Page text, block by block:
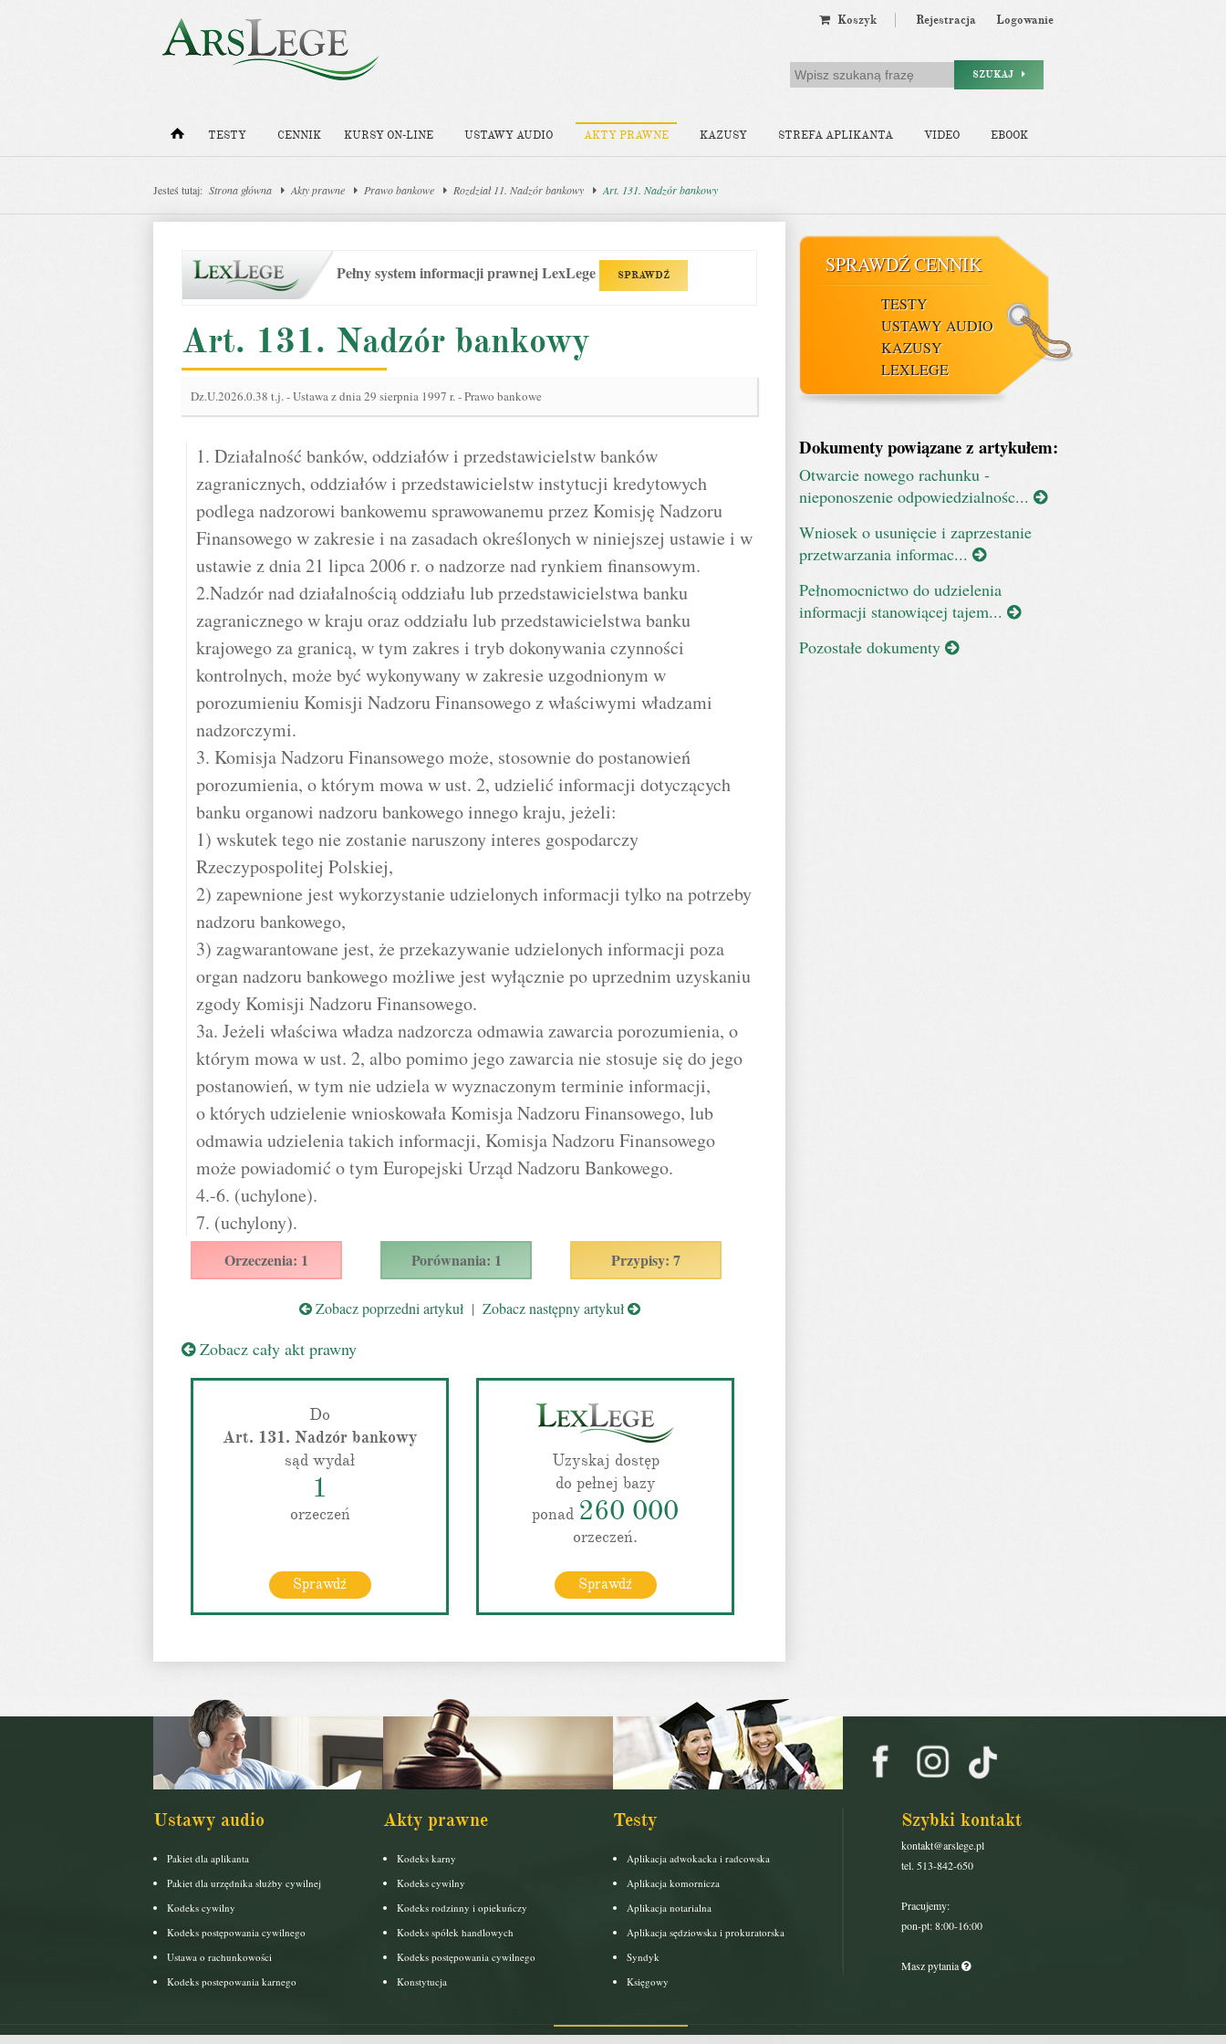
Koszyk Rejestracja Logowanie
SZUKAJ
TESTY CENNIK KURSY ON-LINE USTAWY AUDIO AKTY PRAWNE KAZUSY STREFA APLIKANTA VIDEO EBOOK
Jesteś tutaj: Strona główna Akty prawne Prawo bankowe Rozdział 11. Nadzór bankowy Art. 131. Nadzór bankowy
Pełny system informacji prawnej LexLege SPRAWDŹ
Art. 131. Nadzór bankowy
Dz.U.2026.0.38 t.j.-Ustawa z dnia 29 sierpnia 1997 r. - Prawo bankowe
1. Działalność banków, oddziałów i przedstawicielstw banków
zagranicznych, oddziałów i przedstawicielstw instytucji kredytowych
podlega nadzorowi bankowemu sprawowanemu przez Komisję Nadzoru
Finansowego w zakresie i na zasadach określonych w niniejszej ustawie i w
ustawie z dnia 21 lipca 2006 r. o nadzorze nad rynkiem finansowym.
2.Nadzór nad działalnością oddziału lub przedstawicielstwa banku
zagranicznego w kraju oraz oddziału lub przedstawicielstwa banku
krajowego za granicą, w tym zakres i tryb dokonywania czynności
kontrolnych, może być wykonywany w zakresie uzgodnionym w
porozumieniu Komisji Nadzoru Finansowego z właściwymi władzami
nadzorczymi.
3. Komisja Nadzoru Finansowego może, stosownie do postanowień
porozumienia, o którym mowa w ust. 2, udzielić informacji dotyczących
banku organowi nadzoru bankowego innego kraju, jeżeli:
1) wskutek tego nie zostanie naruszony interes gospodarczy
Rzeczypospolitej Polskiej,
2) zapewnione jest wykorzystanie udzielonych informacji tylko na potrzeby
nadzoru bankowego,
3) zagwarantowane jest, że przekazywanie udzielonych informacji poza
organ nadzoru bankowego możliwe jest wyłącznie po uprzednim uzyskaniu
zgody Komisji Nadzoru Finansowego.
3a. Jeżeli właściwa władza nadzorcza odmawia zawarcia porozumienia, o
którym mowa w ust. 2, albo pomimo jego zawarcia nie stosuje się do jego
postanowień, w tym nie udziela w wyznaczonym terminie informacji,
o których udzielenie wnioskowała Komisja Nadzoru Finansowego, lub
odmawia udzielenia takich informacji, Komisja Nadzoru Finansowego
może powiadomić o tym Europejski Urząd Nadzoru Bankowego.
4.-6. (uchylone).
7. (uchylony).
Orzeczenia: 1 Porównania: 1 Przypisy: 7
Zobacz poprzedni artykuł| Zobacz następny artykuł
Zobacz cały akt prawny
Do
Art. 131. Nadzór bankowy
sąd wydał
1
orzeczeń
Sprawdź
Uzyskaj dostęp
do pełnej bazy
ponad 260 000
orzeczeń.
Sprawdź
SPRAWDŹ CENNIK
TESTY
USTAWY AUDIO
KAZUSY
LEXLEGE
Dokumenty powiązane z artykułem:
Otwarcie nowego rachunku -
nieponoszenie odpowiedzialnośc...
Wniosek o usunięcie i zaprzestanie
przetwarzania informac...
Pełnomocnictwo do udzielenia
informacji stanowiącej tajem...
Pozostałe dokumenty
Ustawy audio
Pakiet dla aplikanta
Pakiet dla urzędnika służby cywilnej
Kodeks cywilny
Kodeks postępowania cywilnego
Ustawa o rachunkowości
Kodeks postepowania karnego
Akty prawne
Kodeks karny
Kodeks cywilny
Kodeks rodzinny i opiekuńczy
Kodeks spółek handlowych
Kodeks postępowania cywilnego
Konstytucja
Testy
Aplikacja adwokacka i radcowska
Aplikacja komornicza
Aplikacja notarialna
Aplikacja sędziowska i prokuratorska
Syndyk
Księgowy
Szybki kontakt
kontakt@arslege.pl
tel. 513-842-650
Pracujemy:
pon-pt: 8:00-16:00
Masz pytania